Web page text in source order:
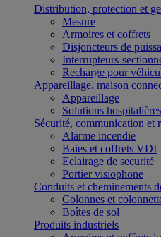
Distribution, protection et
Mesure
Armoires et coffrets
Disjoncteurs de
Interrupteurs-
Recharge pour
Appareillage, maison
Appareillage
Solutions hospitalières
Sécurité, communication et
Alarme incendie
Baies et coffrets VDI
Eclairage de securité
Portier visiophone
Conduits et cheminements
Colonnes et
Boîtes de sol
Produits industriels